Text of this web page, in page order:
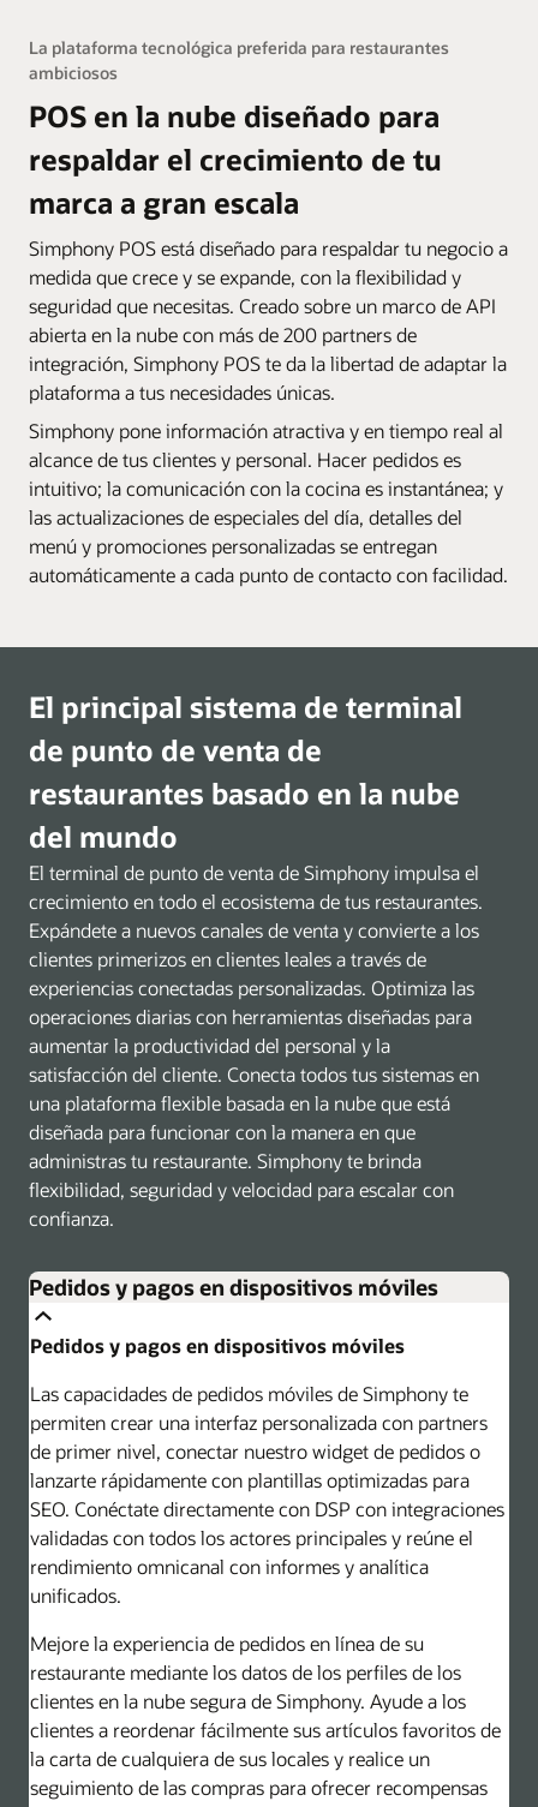
La plataforma tecnológica preferida para restaurantes
ambiciosos
POS en la nube diseñado para
respaldar el crecimiento de tu
marca a gran escala
Simphony POS está diseñado para respaldar tu negocio a
medida que crece y se expande, con la flexibilidad y
seguridad que necesitas. Creado sobre un marco de API
abierta en la nube con más de 200 partners de
integración, Simphony POS te da la libertad de adaptar la
plataforma a tus necesidades únicas.
Simphony pone información atractiva y en tiempo real al
alcance de tus clientes y personal. Hacer pedidos es
intuitivo; la comunicación con la cocina es instantánea; y
las actualizaciones de especiales del día, detalles del
menú y promociones personalizadas se entregan
automáticamente a cada punto de contacto con facilidad.
El principal sistema de terminal
de punto de venta de
restaurantes basado en la nube
del mundo
El terminal de punto de venta de Simphony impulsa el
crecimiento en todo el ecosistema de tus restaurantes.
Expándete a nuevos canales de venta y convierte a los
clientes primerizos en clientes leales a través de
experiencias conectadas personalizadas. Optimiza las
operaciones diarias con herramientas diseñadas para
aumentar la productividad del personal y la
satisfacción del cliente. Conecta todos tus sistemas en
una plataforma flexible basada en la nube que está
diseñada para funcionar con la manera en que
administras tu restaurante. Simphony te brinda
flexibilidad, seguridad y velocidad para escalar con
confianza.
Pedidos y pagos en dispositivos móviles
Pedidos y pagos en dispositivos móviles
Las capacidades de pedidos móviles de Simphony te
permiten crear una interfaz personalizada con partners
de primer nivel, conectar nuestro widget de pedidos o
lanzarte rápidamente con plantillas optimizadas para
SEO. Conéctate directamente con DSP con integraciones
validadas con todos los actores principales y reúne el
rendimiento omnicanal con informes y analítica
unificados.
Mejore la experiencia de pedidos en línea de su
restaurante mediante los datos de los perfiles de los
clientes en la nube segura de Simphony. Ayude a los
clientes a reordenar fácilmente sus artículos favoritos de
la carta de cualquiera de sus locales y realice un
seguimiento de las compras para ofrecer recompensas